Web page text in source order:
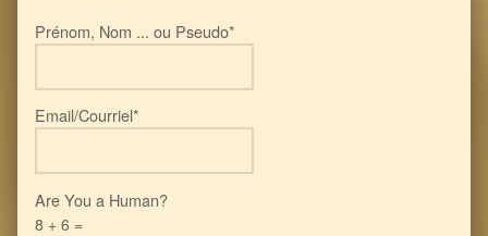
Prénom, Nom ... ou Pseudo*
Email/Courriel*
Are You a Human?
8 + 6 =